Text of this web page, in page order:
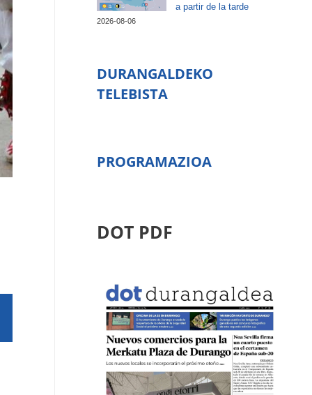
a partir de la tarde
2026-08-06
DURANGALDEKO
TELEBISTA
PROGRAMAZIOA
DOT PDF